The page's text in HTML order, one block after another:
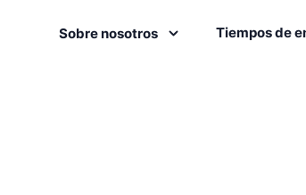
Sobre nosotros Tiempos de